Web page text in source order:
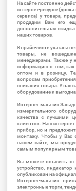
На сайте постоянно
интернет-ресурсе
сервиса) у товара,
продадим Вам его
дополнительная
наших товаров.
В прайс-листе указана
товары, не
менеджерами. Также у
информацию о том, как
оптом и в розницу.
вопросам
описания товара. У нас
оборудование и
Интернет магазин
измерительного
качества с лучшими
клиентов. Наш
прибор, но и
монтажу. Чтобы у Вас
нашем сайте, мы
самым популярным
Вы можете оставить
устройство,
опубликован на
Интернет-магазин
электронные торги,